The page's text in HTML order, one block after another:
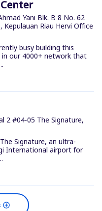
Yani Blk. B 8 No. 62
Riau Hervi Office
busy building this
our 4000+ network that
2 #04-05 The Signature,
Signature, an ultra-
International airport for
add_circle